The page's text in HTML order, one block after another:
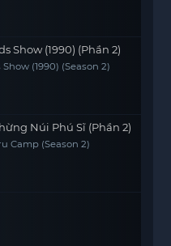
Show (1990) (Phần 2)
(1990) (Season 2)
Núi Phú Sĩ (Phần 2)
Camp (Season 2)